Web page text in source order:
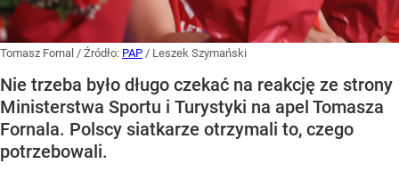
Tomasz Fornal / Źródło: PAP / Leszek Szymański
Nie trzeba było długo czekać na reakcję ze strony
Ministerstwa Sportu i Turystyki na apel Tomasza
Fornala. Polscy siatkarze otrzymali to, czego
potrzebowali.